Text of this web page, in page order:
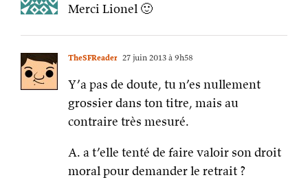
Merci Lionel 🙂
TheSFReader 27 juin 2013 à 9h58
Y’a pas de doute, tu n’es nullement
grossier dans ton titre, mais au
contraire très mesuré.
A. a t’elle tenté de faire valoir son droit
moral pour demander le retrait ?